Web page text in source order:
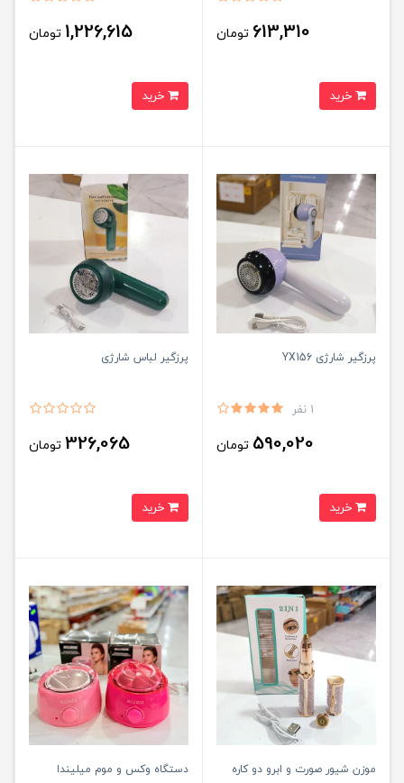
613,310 تومان 1,226,615 تومان
پرزگیر شارژی YX156
1 نفر
590,020 تومان
پرزگیر لباس شارژی
326,065 تومان
موزن شیور صورت و ابرو دو کاره
دستگاه وکس و موم میلیندا